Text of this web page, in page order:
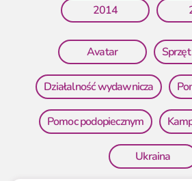
2014
Avatar
Działalność wydawnicza
Pomoc podopiecznym
Ukraina